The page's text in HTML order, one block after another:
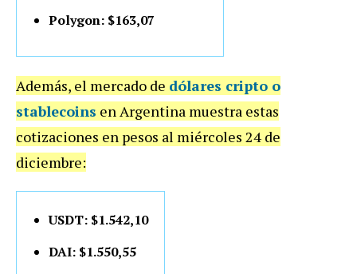
Polygon: $163,07
Además, el mercado de dólares cripto o
stablecoins en Argentina muestra estas
cotizaciones en pesos al miércoles 24 de
diciembre:
USDT: $1.542,10
DAI: $1.550,55